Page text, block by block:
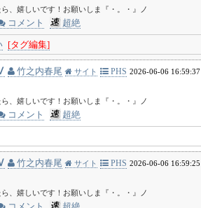
、嬉しいです！お願いしま『・。・』ノ
コメント 超絶
[タグ編集]
竹之内春尾 サイト PHS 2026-06-06 16:59:37
、嬉しいです！お願いしま『・。・』ノ
コメント 超絶
竹之内春尾 サイト PHS 2026-06-06 16:59:25
、嬉しいです！お願いしま『・。・』ノ